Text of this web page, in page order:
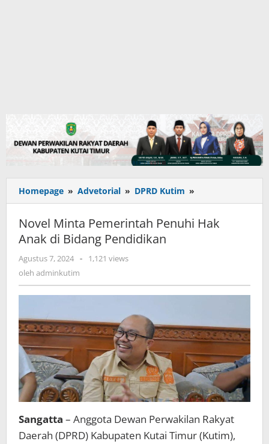
Homepage » Advetorial » DPRD Kutim »
Minta
Penuhi
Novel Minta Pemerintah Penuhi Hak
Anak di Bidang Pendidikan
Agustus 7, 2024 oleh
-
1,121 views
oleh adminkutim
Sangatta – Anggota Dewan Perwakilan Rakyat
Daerah (DPRD) Kabupaten Kutai Timur (Kutim),